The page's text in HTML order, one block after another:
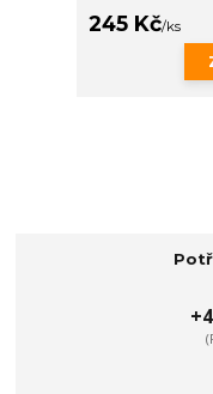
245 Kč/ks